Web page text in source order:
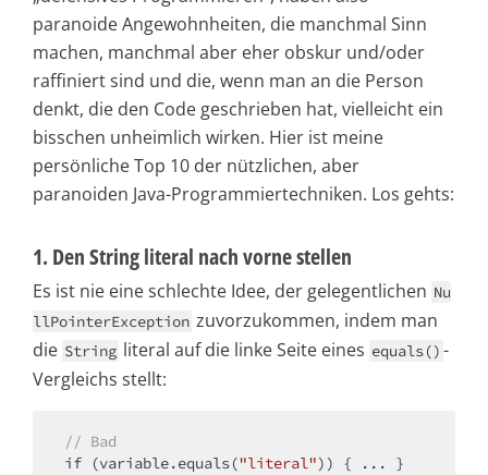
paranoide Angewohnheiten, die manchmal Sinn
machen, manchmal aber eher obskur und/oder
raffiniert sind und die, wenn man an die Person
denkt, die den Code geschrieben hat, vielleicht ein
bisschen unheimlich wirken. Hier ist meine
persönliche Top 10 der nützlichen, aber
paranoiden Java-Programmiertechniken. Los gehts:
1. Den String literal nach vorne stellen
Es ist nie eine schlechte Idee, der gelegentlichen Nu
llPointerException zuvorzukommen, indem man
die String literal auf die linke Seite eines equals() -
Vergleichs stellt:
// Bad
if (variable.equals("literal")) { ... }